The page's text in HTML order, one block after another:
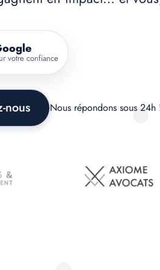
votre confiance
nous Nous répondons sous 24h